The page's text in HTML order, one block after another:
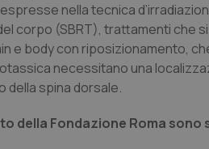
nella tecnica
corpo (SBRT), trattamenti che
e body con riposizionamento,
necessitano una
della spina dorsale.
della Fondazione Roma